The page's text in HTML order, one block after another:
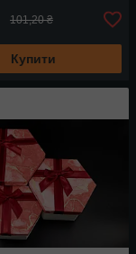
101,20 ₴
Купити